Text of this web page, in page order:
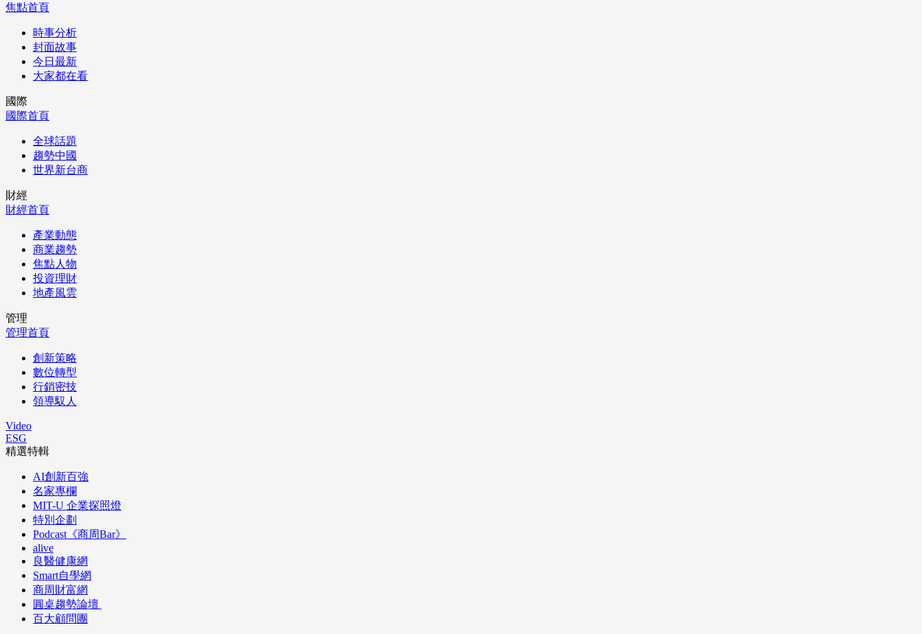
焦點首頁
時事分析
封面故事
今日最新
大家都在看
國際
國際首頁
全球話題
趨勢中國
世界新台商
財經
財經首頁
產業動態
商業趨勢
焦點人物
投資理財
地產風雲
管理
管理首頁
創新策略
數位轉型
行銷密技
領導馭人
Video
ESG
精選特輯
AI創新百強
名家專欄
MIT-U 企業探照燈
特別企劃
Podcast《商周Bar》
alive
良醫健康網
Smart自學網
商周財富網
圓桌趨勢論壇
百大顧問團